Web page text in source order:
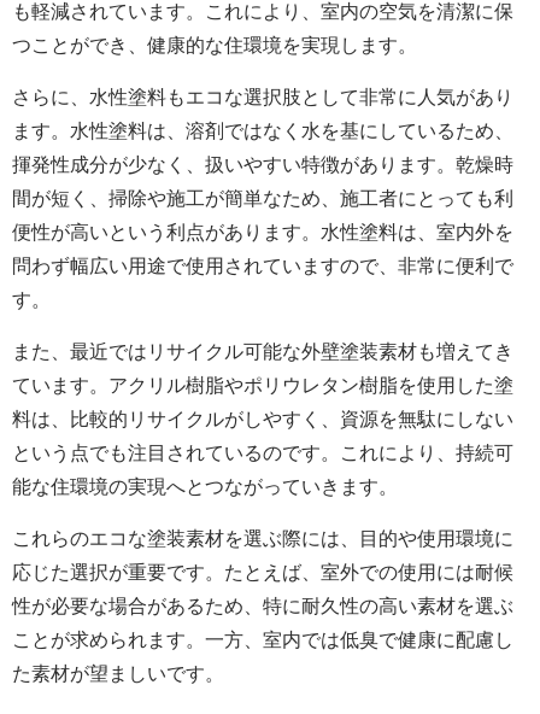
も軽減されています。これにより、室内の空気を清潔に保
つことができ、健康的な住環境を実現します。
さらに、水性塗料もエコな選択肢として非常に人気があり
ます。水性塗料は、溶剤ではなく水を基にしているため、
揮発性成分が少なく、扱いやすい特徴があります。乾燥時
間が短く、掃除や施工が簡単なため、施工者にとっても利
便性が高いという利点があります。水性塗料は、室内外を
問わず幅広い用途で使用されていますので、非常に便利で
す。
また、最近ではリサイクル可能な外壁塗装素材も増えてき
ています。アクリル樹脂やポリウレタン樹脂を使用した塗
料は、比較的リサイクルがしやすく、資源を無駄にしない
という点でも注目されているのです。これにより、持続可
能な住環境の実現へとつながっていきます。
これらのエコな塗装素材を選ぶ際には、目的や使用環境に
応じた選択が重要です。たとえば、室外での使用には耐候
性が必要な場合があるため、特に耐久性の高い素材を選ぶ
ことが求められます。一方、室内では低臭で健康に配慮し
た素材が望ましいです。